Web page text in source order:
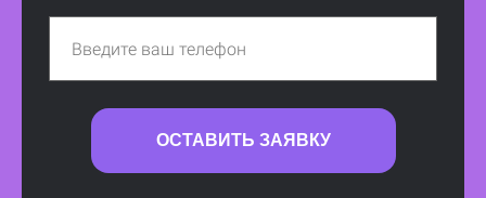
ОСТАВИТЬ ЗАЯВКУ